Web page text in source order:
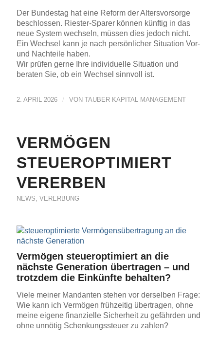
Der Bundestag hat eine Reform der Altersvorsorge
beschlossen. Riester-Sparer können künftig in das
neue System wechseln, müssen dies jedoch nicht.
Ein Wechsel kann je nach persönlicher Situation Vor-
und Nachteile haben.
Wir prüfen gerne Ihre individuelle Situation und
beraten Sie, ob ein Wechsel sinnvoll ist.
2. APRIL 2026 / VON TAUBER KAPITAL MANAGEMENT
VERMÖGEN
STEUEROPTIMIERT
VERERBEN
NEWS, VERERBUNG
Vermögen steueroptimiert an die
nächste Generation übertragen – und
trotzdem die Einkünfte behalten?
Viele meiner Mandanten stehen vor derselben Frage:
Wie kann ich Vermögen frühzeitig übertragen, ohne
meine eigene finanzielle Sicherheit zu gefährden und
ohne unnötig Schenkungssteuer zu zahlen?